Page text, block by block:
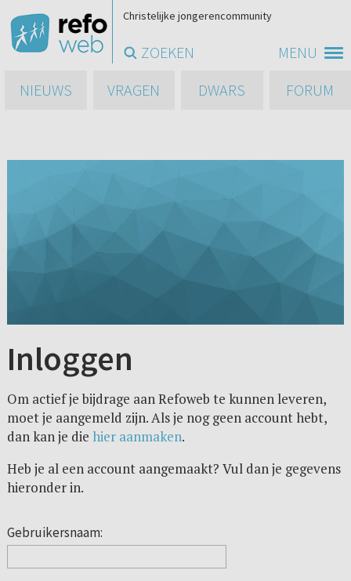
MENU
Christelijke jongerencommunity
ZOEKEN
NIEUWS
VRAGEN DWARS FORUM
Inloggen
Om actief je bijdrage aan Refoweb te kunnen leveren,
moet je aangemeld zijn. Als je nog geen account hebt,
dan kan je die hier aanmaken.
Heb je al een account aangemaakt? Vul dan je gegevens
hieronder in.
Gebruikersnaam: